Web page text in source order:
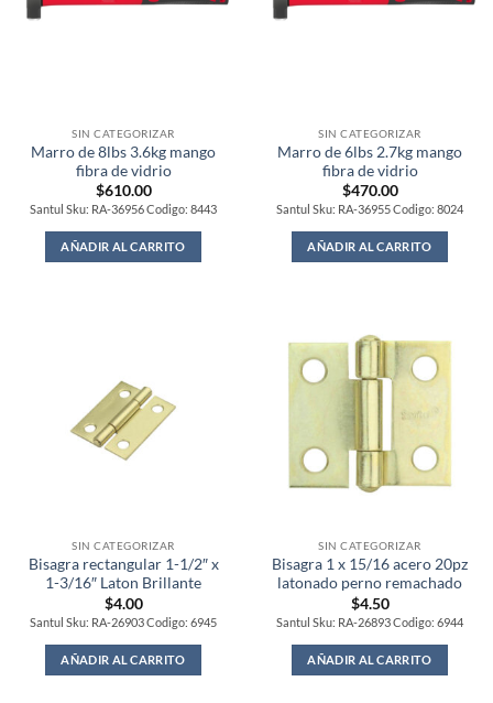
SIN CATEGORIZAR
Marro de 8lbs 3.6kg mango
fibra de vidrio
$610.00
Santul Sku: RA-36956 Codigo: 8443
AÑADIR AL CARRITO
SIN CATEGORIZAR
Marro de 6lbs 2.7kg mango
fibra de vidrio
$470.00
Santul Sku: RA-36955 Codigo: 8024
AÑADIR AL CARRITO
SIN CATEGORIZAR
Bisagra rectangular 1-1/2″ x
1-3/16″ Laton Brillante
$4.00
Santul Sku: RA-26903 Codigo: 6945
AÑADIR AL CARRITO
SIN CATEGORIZAR
Bisagra 1 x 15/16 acero 20pz
latonado perno remachado
$4.50
Santul Sku: RA-26893 Codigo: 6944
AÑADIR AL CARRITO